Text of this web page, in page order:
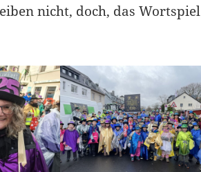
nicht, doch, das Wortspiel